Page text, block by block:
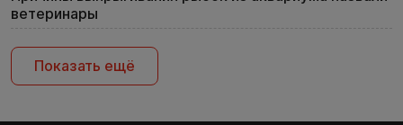
ветеринары
Показать ещё